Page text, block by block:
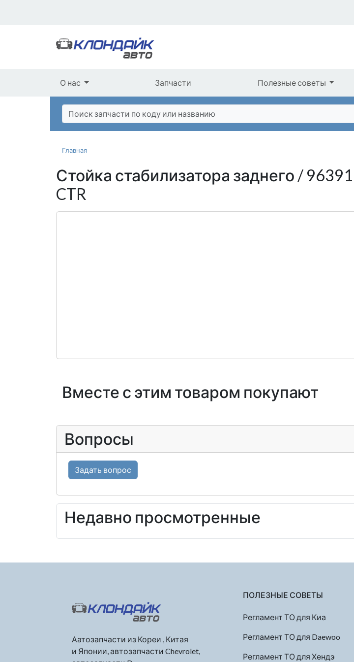
О нас Запчасти Полезные советы
Главная
Стойка стабилизатора заднего /
CTR
Вместе с этим товаром покупают
Вопросы
Задать вопрос
Недавно просмотренные
Аатозапчасти из Кореи , Китая
и Японии, автозапчасти Chevrolet,
ПОЛЕЗНЫЕ СОВЕТЫ
Регламент ТО для Киа
Регламент ТО для Daewoo
Регламент ТО для Хендэ